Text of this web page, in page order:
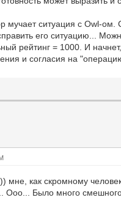
мучает ситуация с Owl-
его ситуацию...
рейтинг = 1000. И
и согласия на
мне, как скромному
Ооо... Было много